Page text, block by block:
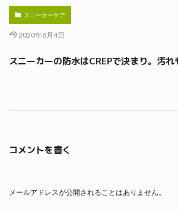
スニーカーケア
2020年8月4日
スニーカーの防水はCREPで決まり。汚
コメントを書く
メールアドレスが公開されることはありません。